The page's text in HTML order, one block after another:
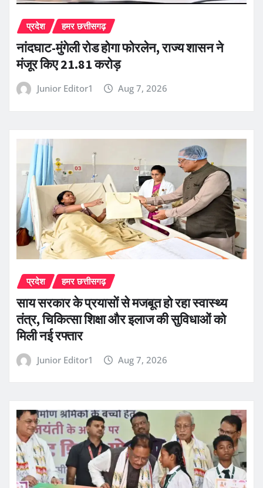
प्रदेश हमर छत्तीसगढ़
नांदघाट-मुंगेली रोड होगा फोरलेन, राज्य शासन ने
मंजूर किए 21.81 करोड़
Junior Editor1 Aug 7, 2026
प्रदेश हमर छत्तीसगढ़
साय सरकार के प्रयासों से मजबूत हो रहा स्वास्थ्य
तंत्र, चिकित्सा शिक्षा और इलाज की सुविधाओं को
मिली नई रफ्तार
Junior Editor1 Aug 7, 2026